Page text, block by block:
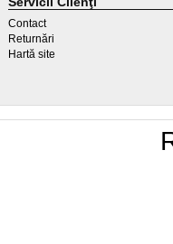
Contact
Returnări
Hartă site